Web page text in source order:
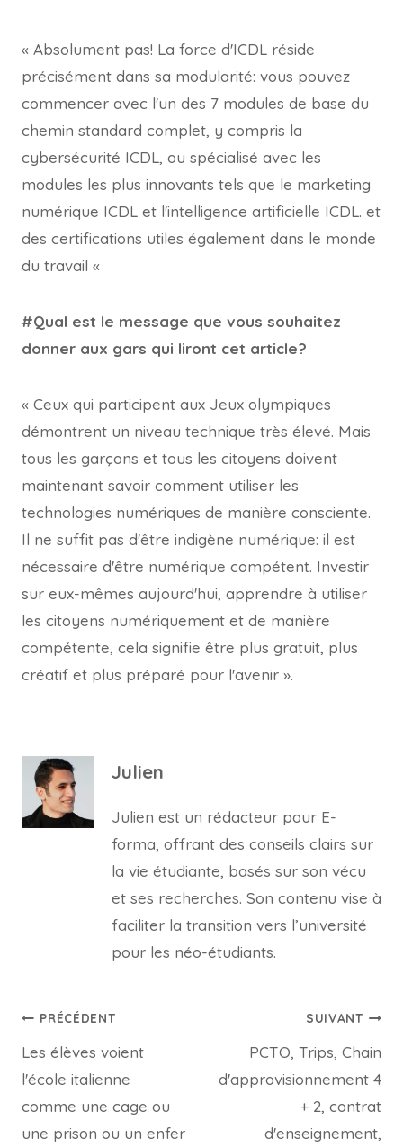
« Absolument pas! La force d'ICDL réside
précisément dans sa modularité: vous pouvez
commencer avec l'un des 7 modules de base du
chemin standard complet, y compris la
cybersécurité ICDL, ou spécialisé avec les
modules les plus innovants tels que le marketing
numérique ICDL et l'intelligence artificielle ICDL. et
des certifications utiles également dans le monde
du travail «
#Qual est le message que vous souhaitez
donner aux gars qui liront cet article?
« Ceux qui participent aux Jeux olympiques
démontrent un niveau technique très élevé. Mais
tous les garçons et tous les citoyens doivent
maintenant savoir comment utiliser les
technologies numériques de manière consciente.
Il ne suffit pas d'être indigène numérique: il est
nécessaire d'être numérique compétent. Investir
sur eux-mêmes aujourd'hui, apprendre à utiliser
les citoyens numériquement et de manière
compétente, cela signifie être plus gratuit, plus
créatif et plus préparé pour l'avenir ».
Julien
Julien est un rédacteur pour E-
forma, offrant des conseils clairs sur
la vie étudiante, basés sur son vécu
et ses recherches. Son contenu vise à
faciliter la transition vers l’université
pour les néo-étudiants.
Navigation
de
l’article
PRÉCÉDENT
Les élèves voient
l'école italienne
comme une cage ou
une prison ou un enfer
SUIVANT
PCTO, Trips, Chain
d'approvisionnement 4
+ 2, contrat
d'enseignement,